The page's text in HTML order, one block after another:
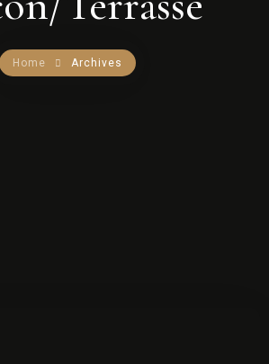
NOS SERVICES
CONTACT
Home Archives